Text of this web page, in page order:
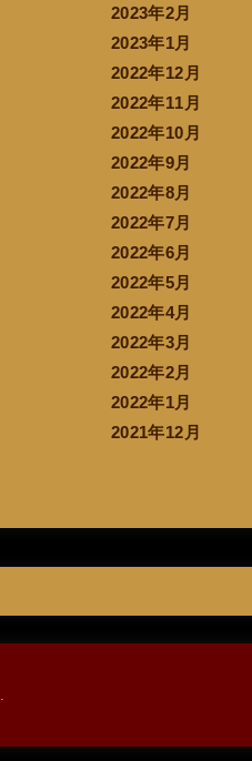
2023年2月
2023年1月
2022年12月
2022年11月
2022年10月
2022年9月
2022年8月
2022年7月
2022年6月
2022年5月
2022年4月
2022年3月
2022年2月
2022年1月
2021年12月